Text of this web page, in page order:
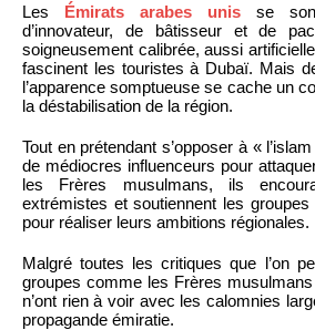
Les Émirats arabes unis se
d’innovateur, de bâtisseur et de
soigneusement calibrée, aussi
fascinent les touristes à Dubaï. Mais
l’apparence somptueuse se cache un
la déstabilisation de la région.
Tout en prétendant s’opposer à «
de médiocres influenceurs pour
les Frères musulmans, ils
extrémistes et soutiennent les
pour réaliser leurs ambitions régionales.
Malgré toutes les critiques que l’on
groupes comme les Frères
n’ont rien à voir avec les calomnies
propagande émiratie.